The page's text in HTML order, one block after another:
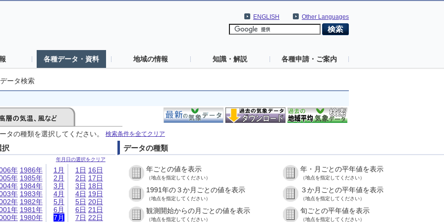
Other Languages
ENGLISH
各種データ・資料 地域の情報 知識・解説 各種申請・ご案内
ータ検索
タの種類を選択してください。 検索条件を全てクリア
択
年月日の選択をクリア
年
年
年
年
年
年
年
1986年
1985年
1984年
1983年
1982年
1981年
1980年
1月
2月
3月
4月
5月
6月
7月
1日
2日
3日
4日
5日
6日
7日
16日
17日
18日
19日
20日
21日
22日
データの種類
年ごとの値を表示
（地点を指定してください）
年・月ごとの平年値を表示
（地点を指定してください）
1991年の３か月ごとの値を表示
（地点を指定してください）
３か月ごとの平年値を表示
（地点を指定してください）
観測開始からの月ごとの値を表示
（地点を指定してください）
旬ごとの平年値を表示
（地点を指定してください）